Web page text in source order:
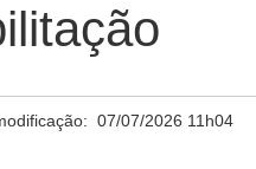
07/07/2026 11h04